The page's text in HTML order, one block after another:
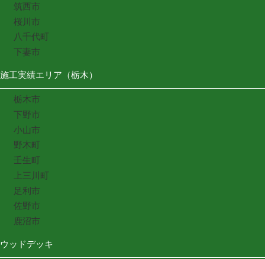
筑西市
桜川市
八千代町
下妻市
施工実績エリア（栃木）
栃木市
下野市
小山市
野木町
壬生町
上三川町
足利市
佐野市
鹿沼市
ウッドデッキ